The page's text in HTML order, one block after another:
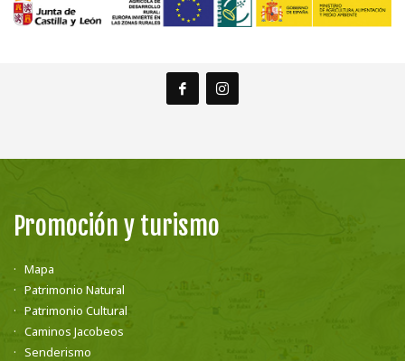
Promoción y turismo
Mapa
Patrimonio Natural
Patrimonio Cultural
Caminos Jacobeos
Senderismo